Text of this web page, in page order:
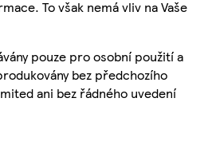
To však nemá vliv na Vaše
pouze pro osobní použití a
bez předchozího
ani bez řádného uvedení